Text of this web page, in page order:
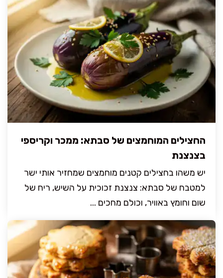
החצילים המוחמצים של סבתא: ממכר וקריספי
בצנצנת
יש משהו בחצילים קטנים מוחמצים שמחזיר אותי ישר
למטבח של סבתא: צנצנת זכוכית על השיש, ריח של
שום וחומץ באוויר, וכולם מחכים ...